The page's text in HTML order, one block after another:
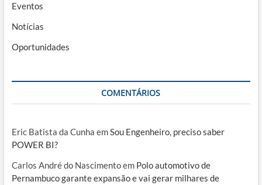
Eventos
Notícias
Oportunidades
COMENTÁRIOS
Eric Batista da Cunha emSou Engenheiro, preciso saber
POWER BI?
Carlos André do Nascimentoem Polo automotivo de
Pernambuco garante expansão e vai gerar milhares de